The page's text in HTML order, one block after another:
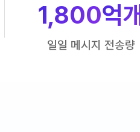
1,800억개
일일 메시지 전송량